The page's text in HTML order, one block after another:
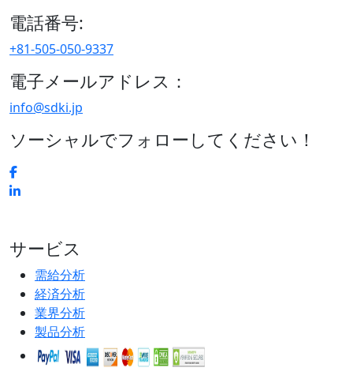
電話番号:
+81-505-050-9337
電子メールアドレス：
info@sdki.jp
ソーシャルでフォローしてください！
サービス
需給分析
経済分析
業界分析
製品分析